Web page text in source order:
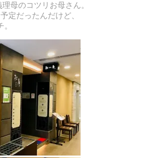
母のコツリお母さん。
定だったんだけど、